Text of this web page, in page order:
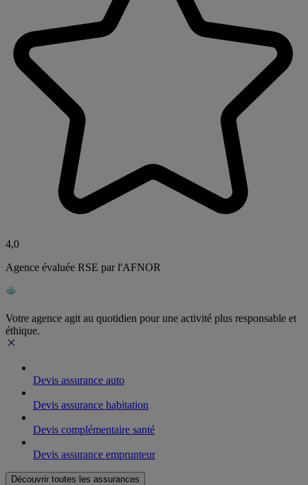
4,0
Agence évaluée RSE par l'AFNOR
Votre agence agit au quotidien pour une activité plus responsable et
éthique.
Devis assurance auto
Devis assurance habitation
Devis complémentaire santé
Devis assurance emprunteur
Découvrir toutes les assurances